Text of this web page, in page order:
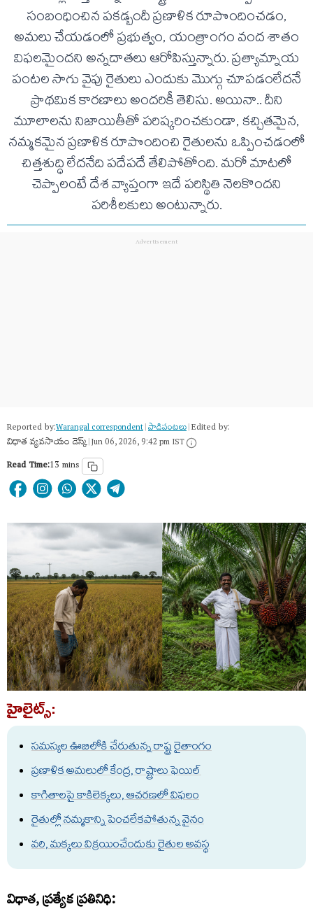
సంబంధించిన పకడ్బందీ ప్రణాళిక రూపొందించడం,
అమలు చేయడంలో ప్రభుత్వం, యంత్రాంగం వంద శాతం
విఫలమైందని అన్నదాతలు ఆరోపిస్తున్నారు. ప్రత్యామ్నాయ
పంటల సాగు వైపు రైతులు ఎందుకు మొగ్గు చూపడంలేదనే
ప్రాథమిక కారణాలు అందరికీ తెలిసు. అయినా.. దీని
మూలాలను నిజాయితీతో పరిష్కరించకుండా, కచ్చితమైన,
నమ్మకమైన ప్రణాళిక రూపొందించి రైతులను ఒప్పించడంలో
చిత్తశుద్ధి లేదనేది పదేపదే తేలిపోతోంది. మరో మాటలో
చెప్పాలంటే దేశ వ్యాప్తంగా ఇదే పరిస్థితి నెలకొందని
పరిశీలకులు అంటున్నారు.
Reported by:Warangal correspondent|పాడిపంటలు|Edited by:
విధాత వ్యవసాయం డెస్క్|Jun 06, 2026, 9:42 pm IST
Read Time:13 mins
హైలైట్స్:
సమస్యల ఊబిలోకి చేరుతున్న రాష్ట్ర రైతాంగం
ప్రణాళిక అమలులో కేంద్ర, రాష్ట్రాలు ఫెయిల్
కాగితాలపై కాకిలెక్కలు, ఆచరణలో విఫలం
రైతుల్లో నమ్మకాన్ని పెంచలేకపోతున్న వైనం
వరి, మక్కలు విక్రయించేందుకు రైతుల అవస్థ
విధాత, ప్రత్యేక ప్రతినిధి: